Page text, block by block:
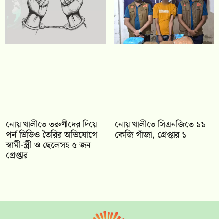
নোয়াখালীতে তরুণীদের দিয়ে
পর্ন ভিডিও তৈরির অভিযোগে
স্বামী-স্ত্রী ও ছেলেসহ ৫ জন
গ্রেপ্তার
নোয়াখালীতে সিএনজিতে ১১
কেজি গাঁজা, গ্রেপ্তার ১